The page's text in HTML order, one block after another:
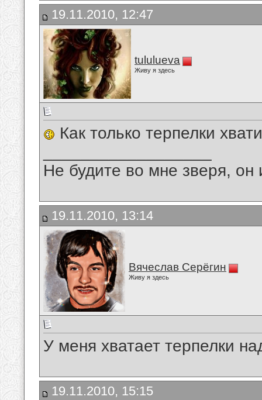
19.11.2010, 12:47
tululueva
Живу я здесь
Как только терпелки
Не будите во мне зверя, он
19.11.2010, 13:14
Вячеслав Серёгин
Живу я здесь
У меня хватает терпелки
19.11.2010, 15:15